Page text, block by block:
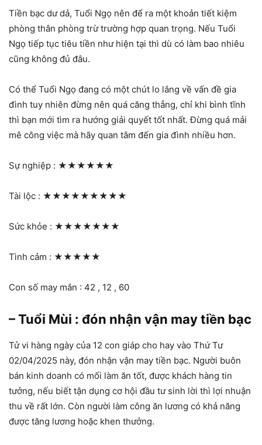
Tiền bạc dư dả, Tuổi Ngọ nên để ra một khoản tiết kiệm
phòng thân phòng trừ trường hợp quan trọng. Nếu Tuổi
Ngọ tiếp tục tiêu tiền như hiện tại thì dù có làm bao nhiêu
cũng không đủ đâu.
Có thể Tuổi Ngọ đang có một chút lo lắng về vấn đề gia
đình tuy nhiên đừng nên quá căng thẳng, chỉ khi bình tĩnh
thì bạn mới tìm ra hướng giải quyết tốt nhất. Đừng quá mải
mê công việc mà hãy quan tâm đến gia đình nhiều hơn.
Sự nghiệp : ★★★★★★
Tài lộc : ★★★★★★★★★
Sức khỏe : ★★★★★★★
Tình cảm : ★★★★★
Con số may mắn : 42 , 12 , 60
– Tuổi Mùi : đón nhận vận may tiền bạc
Tử vi hàng ngày của 12 con giáp cho hay vào Thứ Tư
02/04/2025 này, đón nhận vận may tiền bạc. Người buôn
bán kinh doanh có mối làm ăn tốt, được khách hàng tin
tưởng, nếu biết tận dụng cơ hội đầu tư sinh lời thì lợi nhuận
thu về rất lớn. Còn người làm công ăn lương có khả năng
được tăng lương hoặc khen thưởng.